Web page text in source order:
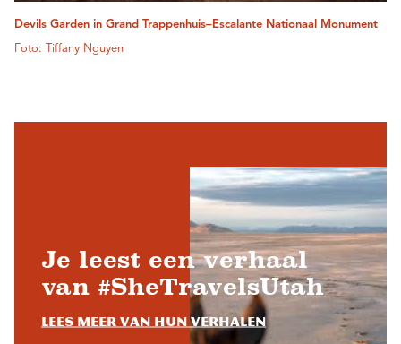
Devils Garden in Grand Trappenhuis–Escalante Nationaal Monument
Foto: Tiffany Nguyen
Je leest een verhaal
van #SheTravelsUtah
Lees meer van hun verhalen